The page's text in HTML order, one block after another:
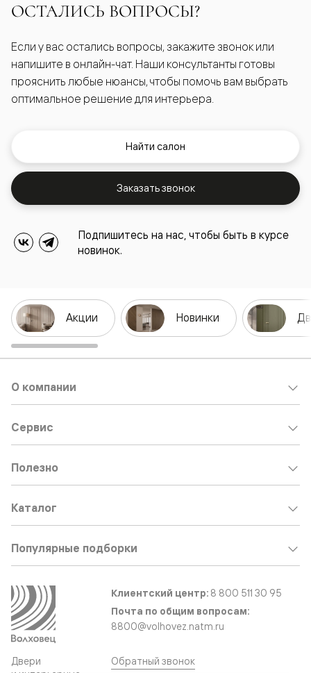
ОСТАЛИСЬ ВОПРОСЫ?
Если у вас остались вопросы, закажите звонок или
напишите в онлайн-чат. Наши консультанты готовы
прояснить любые нюансы, чтобы помочь вам выбрать
оптимальное решение для интерьера.
Найти салон
Заказать звонок
Подпишитесь на нас, чтобы быть в курсе
новинок.
Акции Новинки
Двери
О компании
Сервис
Полезно
Каталог
Популярные подборки
Клиентский центр: 8 800 511 30 95
Почта по общим вопросам:
8800@volhovez.natm.ru
Обратный звонок